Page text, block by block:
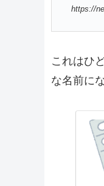
https://
これはひ
な名前に